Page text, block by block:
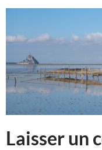
Laisser un